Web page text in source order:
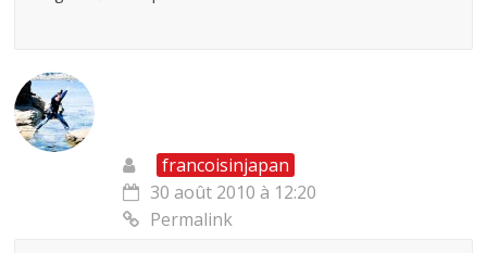
francoisinjapan
30 août 2010 à 12:20
Permalink